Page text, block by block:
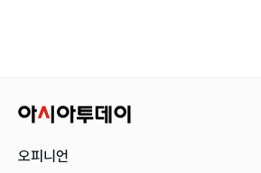
오피니언